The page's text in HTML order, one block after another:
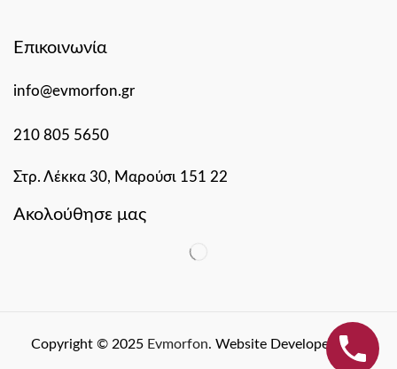
Επικοινωνία
info@evmorfon.gr
210 805 5650
Στρ. Λέκκα 30, Μαρούσι 151 22
Ακολούθησε μας
Copyright © 2025 Evmorfon. Website Developed By